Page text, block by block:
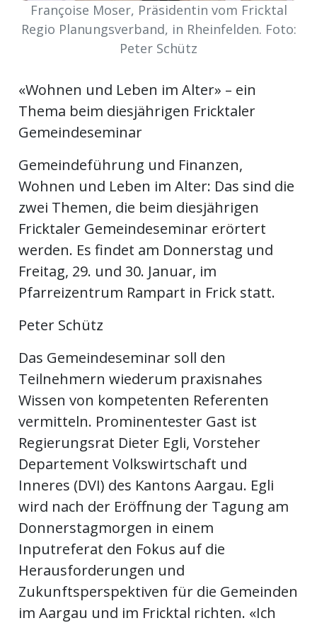
Françoise Moser, Präsidentin vom Fricktal
Regio Planungsverband, in Rheinfelden. Foto:
Peter Schütz
«Wohnen und Leben im Alter» – ein
Thema beim diesjährigen Fricktaler
Gemeindeseminar
Gemeindeführung und Finanzen,
Wohnen und Leben im Alter: Das sind die
zwei Themen, die beim diesjährigen
Fricktaler Gemeindeseminar erörtert
werden. Es findet am Donnerstag und
Freitag, 29. und 30. Januar, im
Pfarreizentrum Rampart in Frick statt.
Peter Schütz
Das Gemeindeseminar soll den
Teilnehmern wiederum praxisnahes
Wissen von kompetenten Referenten
vermitteln. Prominentester Gast ist
Regierungsrat Dieter Egli, Vorsteher
Departement Volkswirtschaft und
Inneres (DVI) des Kantons Aargau. Egli
wird nach der Eröffnung der Tagung am
Donnerstagmorgen in einem
Inputreferat den Fokus auf die
Herausforderungen und
Zukunftsperspektiven für die Gemeinden
im Aargau und im Fricktal richten. «Ich